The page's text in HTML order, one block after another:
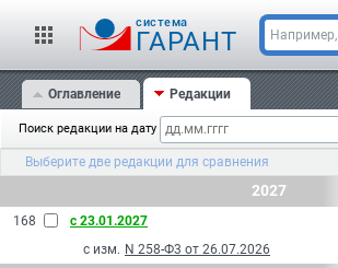
cистема
ГАРАНТ Например,
Оглавление Редакции
Поиск редакции на дату
Выберите две редакции для сравнения
2027
168
с 23.01.2027
с изм. N 258-Ф3 от 26.07.2026